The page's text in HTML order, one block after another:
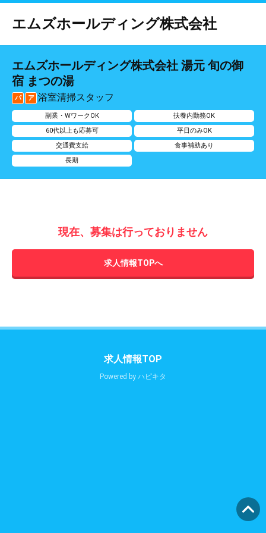
エムズホールディング株式会社
エムズホールディング株式会社 湯元 旬の御
宿 まつの湯
パ ア 浴室清掃スタッフ
副業・WワークOK
扶養内勤務OK
60代以上も応募可
平日のみOK
交通費支給
食事補助あり
長期
現在、募集は行っておりません
求人情報TOPへ
求人情報TOP
Powered by ハピキタ